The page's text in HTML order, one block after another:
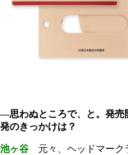
―思わぬところで、と。発売
発のきっかけは？
池ヶ谷 元々、ヘッドマーク